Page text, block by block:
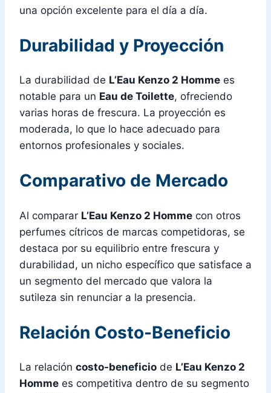
una opción excelente para el día a día.
Durabilidad y Proyección
La durabilidad de L’Eau Kenzo 2 Homme es
notable para un Eau de Toilette, ofreciendo
varias horas de frescura. La proyección es
moderada, lo que lo hace adecuado para
entornos profesionales y sociales.
Comparativo de Mercado
Al comparar L’Eau Kenzo 2 Homme con otros
perfumes cítricos de marcas competidoras, se
destaca por su equilibrio entre frescura y
durabilidad, un nicho específico que satisface a
un segmento del mercado que valora la
sutileza sin renunciar a la presencia.
Relación Costo-Beneficio
La relación costo-beneficio de L’Eau Kenzo 2
Homme es competitiva dentro de su segmento